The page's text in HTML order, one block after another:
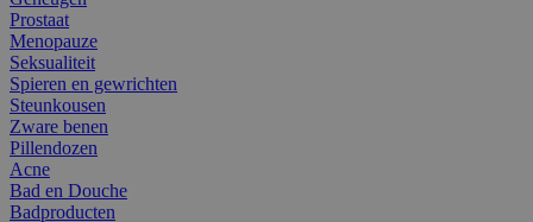
Prostaat
Menopauze
Seksualiteit
Spieren en gewrichten
Steunkousen
Zware benen
Pillendozen
Acne
Bad en Douche
Badproducten